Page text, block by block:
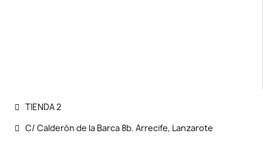
TIENDA 2
C/ Calderón de la Barca 8b. Arrecife, Lanzarote